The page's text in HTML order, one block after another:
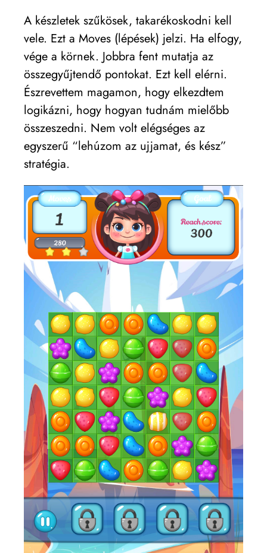
A készletek szűkösek, takarékoskodni kell
vele. Ezt a Moves (lépések) jelzi. Ha elfogy,
vége a körnek. Jobbra fent mutatja az
összegyűjtendő pontokat. Ezt kell elérni.
Észrevettem magamon, hogy elkezdtem
logikázni, hogy hogyan tudnám mielőbb
összeszedni. Nem volt elégséges az
egyszerű “lehúzom az ujjamat, és kész”
stratégia.